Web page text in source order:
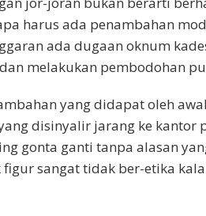
harus ada penambahan
ada dugaan oknum
melakukan pembodohan
yang didapat oleh
disinyalir jarang ke kantor
gonta ganti tanpa alasan
sangat tidak ber-etika